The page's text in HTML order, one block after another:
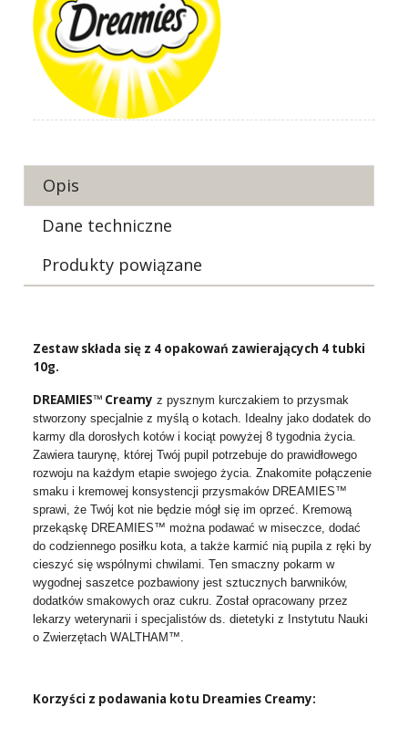
Opis
Dane techniczne
Produkty powiązane
Zestaw składa się z 4 opakowań zawierających 4 tubki
10g.
DREAMIES™ Creamy z pysznym kurczakiem to przysmak
stworzony specjalnie z myślą o kotach. Idealny jako dodatek do
karmy dla dorosłych kotów i kociąt powyżej 8 tygodnia życia.
Zawiera taurynę, której Twój pupil potrzebuje do prawidłowego
rozwoju na każdym etapie swojego życia. Znakomite połączenie
smaku i kremowej konsystencji przysmaków DREAMIES™
sprawi, że Twój kot nie będzie mógł się im oprzeć. Kremową
przekąskę DREAMIES™ można podawać w miseczce, dodać
do codziennego posiłku kota, a także karmić nią pupila z ręki by
cieszyć się wspólnymi chwilami. Ten smaczny pokarm w
wygodnej saszetce pozbawiony jest sztucznych barwników,
dodatków smakowych oraz cukru. Został opracowany przez
lekarzy weterynarii i specjalistów ds. dietetyki z Instytutu Nauki
o Zwierzętach WALTHAM™.
Korzyści z podawania kotu Dreamies Creamy: